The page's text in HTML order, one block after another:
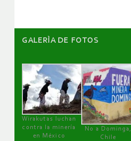
GALERÌA DE FOTOS
Wirakutas luchan
contra la minería
en México
No a Dominga,
Chile